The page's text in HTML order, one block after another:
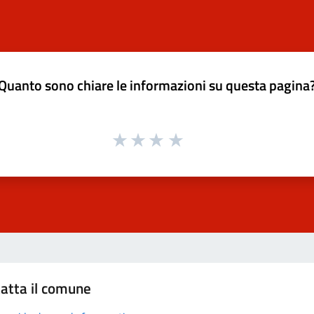
sono chiare le informazioni su questa
il comune